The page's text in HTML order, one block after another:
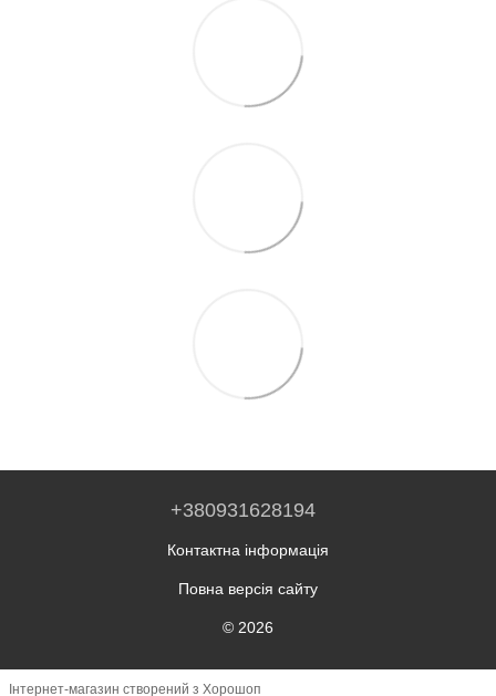
+380931628194
Контактна інформація
Повна версія сайту
© 2026
Інтернет-магазин створений з Хорошоп